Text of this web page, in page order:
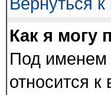
Как я могу
Под именем
относится